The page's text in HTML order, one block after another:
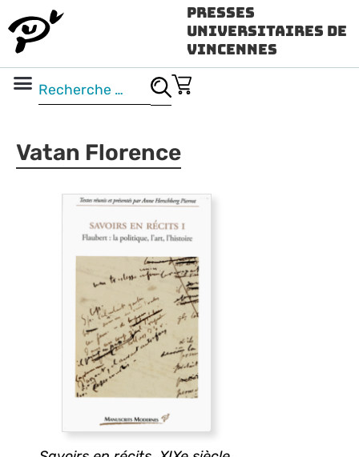
Presses
Universitaires de
Vincennes
Vatan Florence